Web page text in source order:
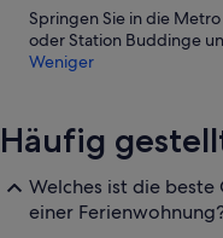
Springen Sie in die
oder Station Buddinge
Weniger
Häufig
Welches ist die
einer